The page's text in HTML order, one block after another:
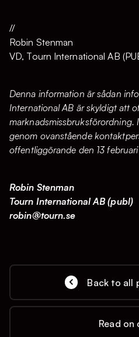
//
Robin Stenman
VD, Tourn International AB
Denna information är sådan
International AB är skyldigt att
marknadsmissbruksförordning.
genom ovanstående
offentliggörande den 13 februari
Robin Stenman
Tourn International AB (publ)
robin@tourn.se
Back to all
Read on